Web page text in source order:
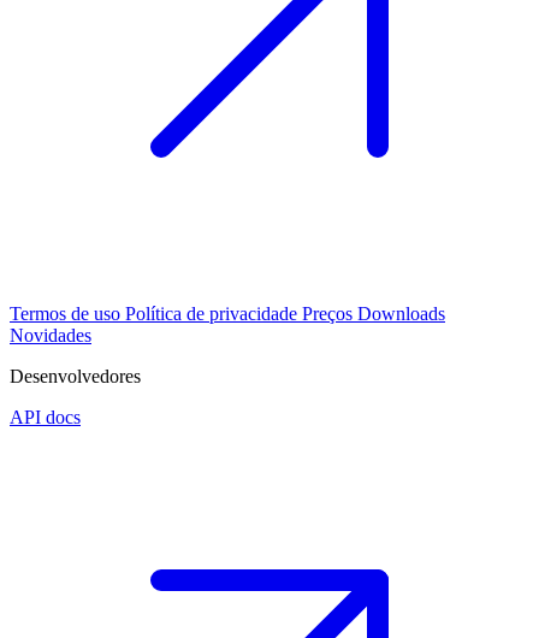
Termos de uso Política de privacidade Preços Downloads
Novidades
Desenvolvedores
API docs